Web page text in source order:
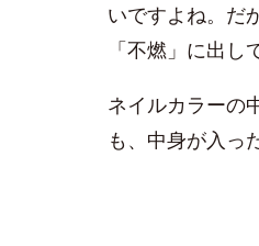
いですよね。だ
「不燃」に出し
ネイルカラーの
も、中身が入っ